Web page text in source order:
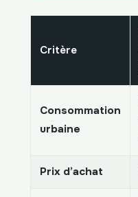
Critère
Consommation
urbaine
Prix d’achat